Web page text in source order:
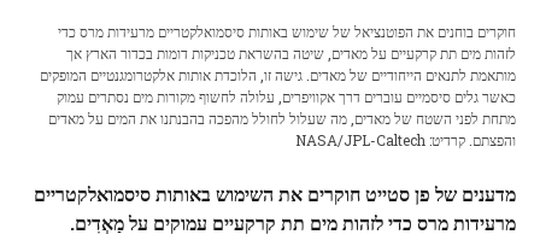
חוקרים בוחנים את הפוטנציאל של שימוש באותות סיסמואלקטריים מרעידות מרס כדי
לזהות מים תת קרקעיים על מאדים, שיטה בהשראת טכניקות דומות בכדור הארץ אך
מותאמת לתנאים הייחודיים של מאדים. גישה זו, הלוכדת אותות אלקטרומגנטיים המופקים
כאשר גלים סיסמיים עוברים דרך אקוויפרים, עלולה לחשוף מקורות מים נסתרים עמוק
מתחת לפני השטח של מאדים, מה שעלול לחולל מהפכה בהבנתנו את המים על מאדים
והפצתם. קרדיט: NASA/JPL-Caltech
מדענים של פן סטייט חוקרים את השימוש באותות סיסמואלקטריים
מרעידות מרס כדי לזהות מים תת קרקעיים עמוקים עלמַאְדִים.